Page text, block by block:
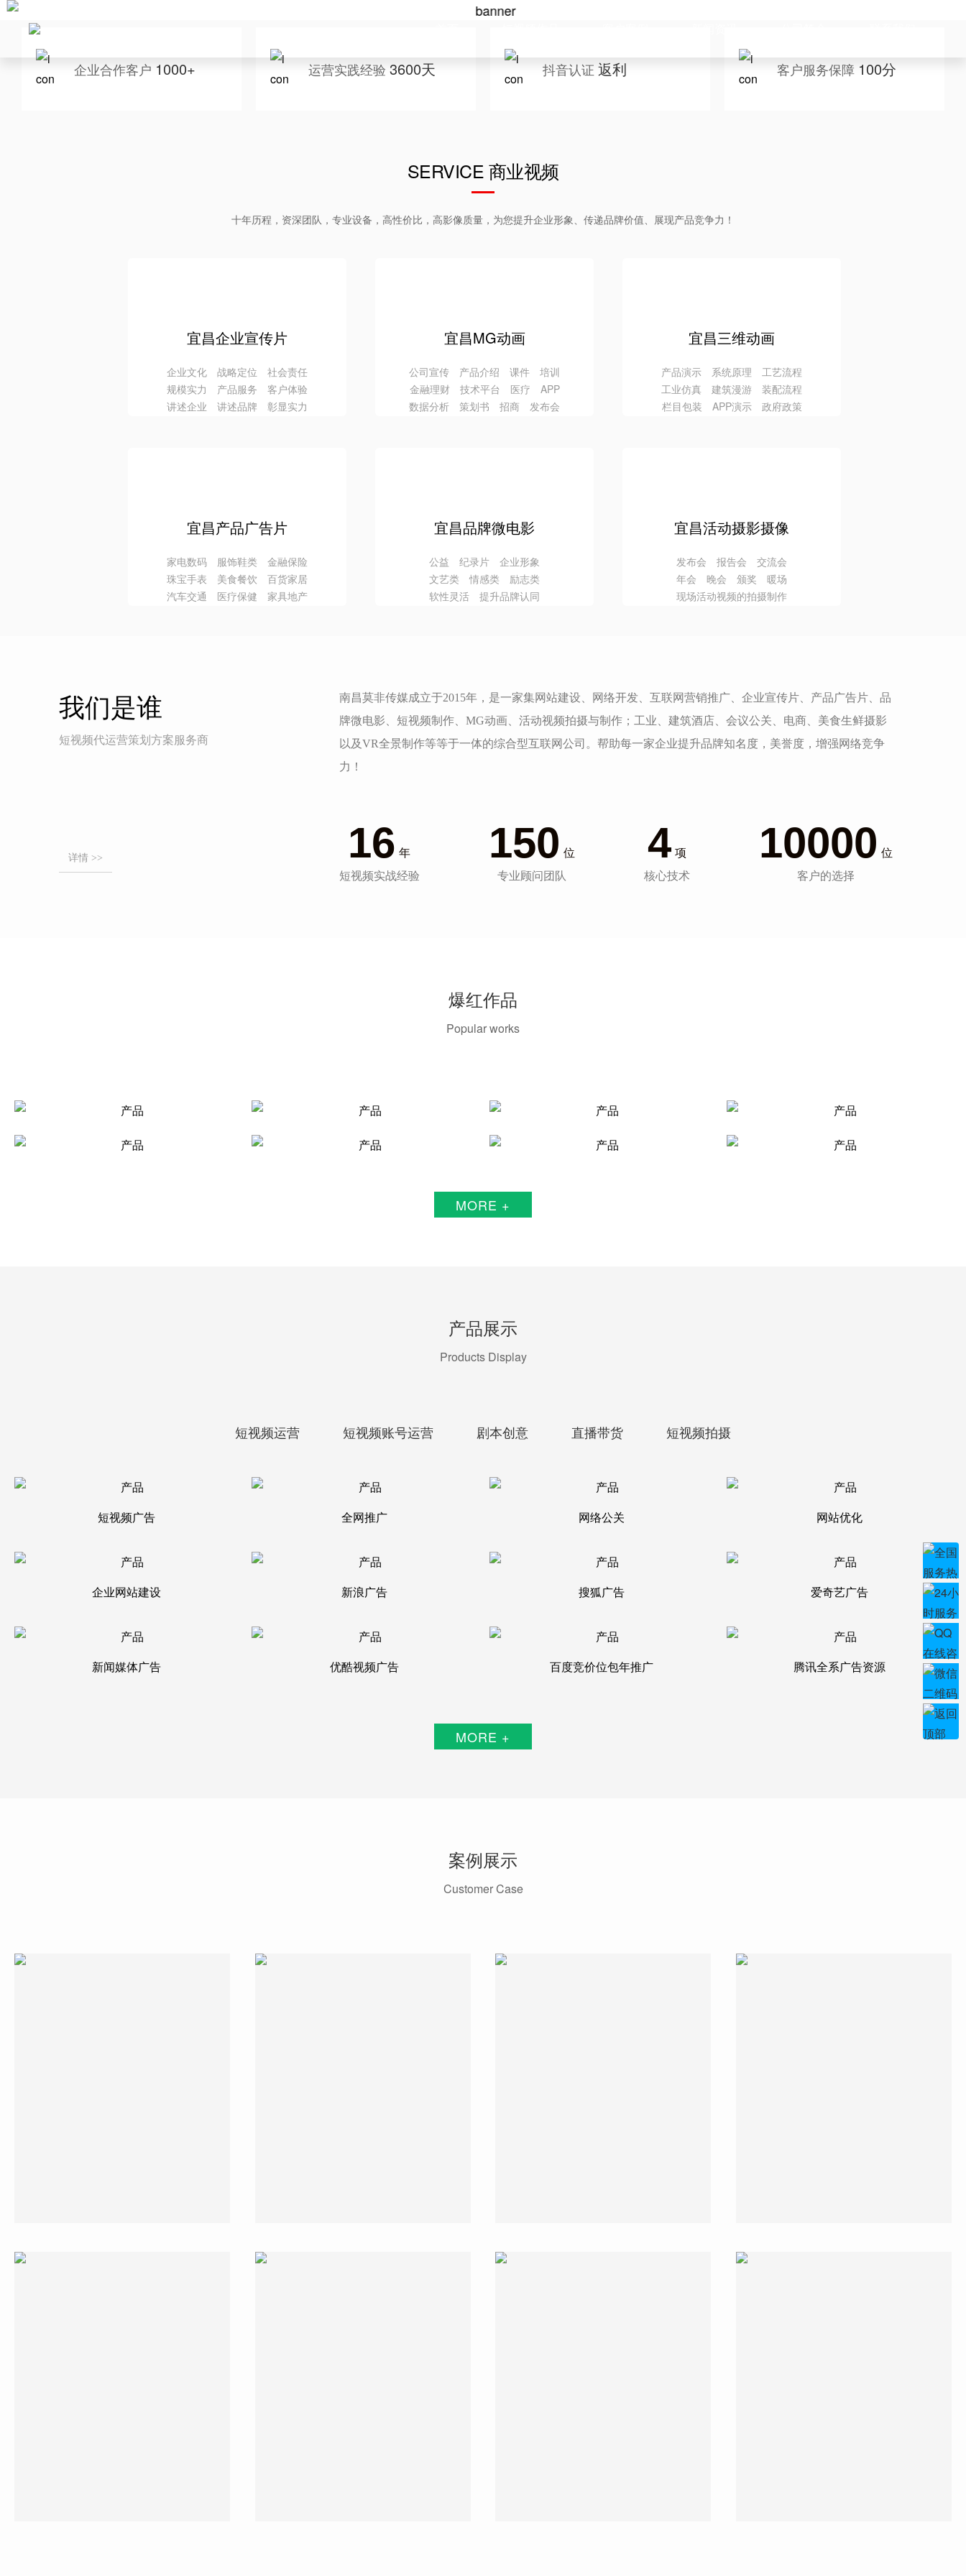
企业合作客户 1000+ 运营实践经验 3600天 抖音认证 返利 客户服务保障 100分
SERVICE 商业视频
十年历程，资深团队，专业设备，高性价比，高影像质量，为您提升企业形象、传递品牌价值、展现产品竞争力！
宜昌企业宣传片
企业文化 战略定位 社会责任
规模实力 产品服务 客户体验
讲述企业 讲述品牌 彰显实力
宜昌MG动画
公司宣传 产品介绍 课件 培训
金融理财 技术平台 医疗 APP
数据分析 策划书 招商 发布会
宜昌三维动画
产品演示 系统原理 工艺流程
工业仿真 建筑漫游 装配流程
栏目包装 APP演示 政府政策
宜昌产品广告片
家电数码 服饰鞋类 金融保险
珠宝手表 美食餐饮 百货家居
汽车交通 医疗保健 家具地产
宜昌品牌微电影
公益 纪录片 企业形象
文艺类 情感类 励志类
软性灵活 提升品牌认同
宜昌活动摄影摄像
发布会 报告会 交流会
年会 晚会 颁奖 暖场
现场活动视频的拍摄制作
我们是谁
短视频代运营策划方案服务商
详情 >>
南昌莫非传媒成立于2015年，是一家集网站建设、网络开发、互联网营销推广、企业宣传片、产品广告片、品
牌微电影、短视频制作、MG动画、活动视频拍摄与制作；工业、建筑酒店、会议公关、电商、美食生鲜摄影
以及VR全景制作等等于一体的综合型互联网公司。帮助每一家企业提升品牌知名度，美誉度，增强网络竞争
力！
16 年
短视频实战经验
150 位
专业顾问团队
4 项
核心技术
10000 位
客户的选择
爆红作品
Popular works
MORE +
产品展示
Products Display
短视频运营 短视频账号运营 剧本创意 直播带货 短视频拍摄
短视频广告 全网推广 网络公关 网站优化
企业网站建设 新浪广告 搜狐广告 爱奇艺广告
新闻媒体广告 优酷视频广告 百度竞价位包年推广 腾讯全系广告资源
MORE +
案例展示
Customer Case